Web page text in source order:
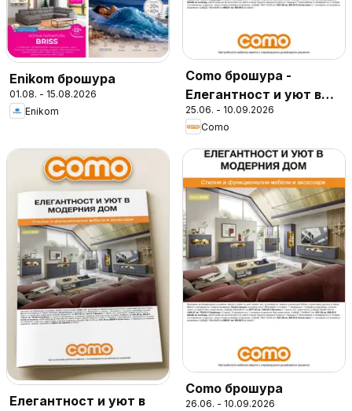
Enikom брошура
01.08. - 15.08.2026
Enikom
Como брошура -
Елегантност и уют в
модерния дом
25.06. - 10.09.2026
Como
Елегантност и уют в
Como брошура
26.06. - 10.09.2026